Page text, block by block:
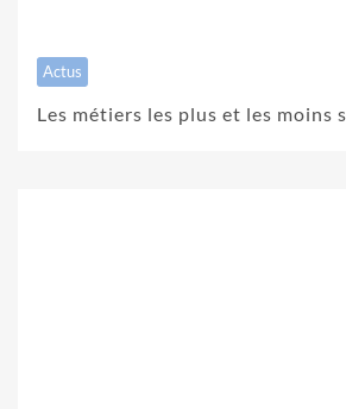
Actus
Les métiers les plus et les moins